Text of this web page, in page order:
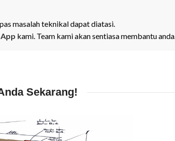
masalah teknikal dapat diatasi.
kami. Team kami akan sentiasa membantu anda.
Sekarang!